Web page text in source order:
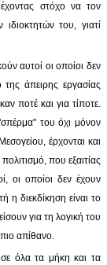
στόχο να τον
του, γιατί
αυτοί οι οποίοι δεν
της άπειρης εργασίας
ποτέ και για τίποτε.
του όχι μόνον
έρχονται και
που εξαιτίας
οι οποίοι δεν έχουν
η διεκδίκηση είναι το
για τη λογική του
απίθανο.
σε όλα τα μήκη και τα